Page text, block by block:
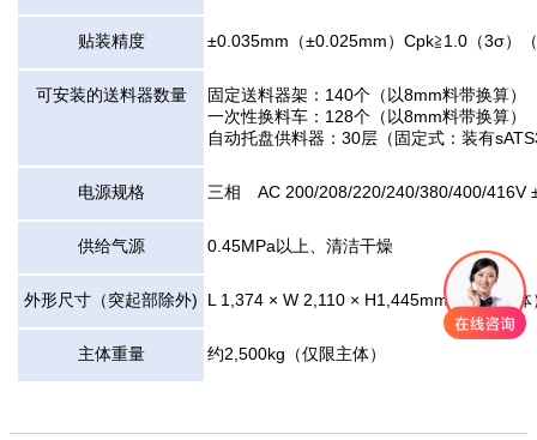
贴装精度 ±0.035mm（±0.025mm）Cpk≧1.0（3σ）
可安装的送料器数量
固定送料器架：140个（以8mm料带换算）
一次性换料车：128个（以8mm料带换算）
自动托盘供料器：30层（固定式：装有
电源规格 三相 AC 200/208/220/240/380/400/
供给气源 0.45MPa以上、清洁干燥
外形尺寸（突起部除外) L 1,374 × W 2,110 × H1,445mm（仅限主体
主体重量 约2,500kg（仅限主体）